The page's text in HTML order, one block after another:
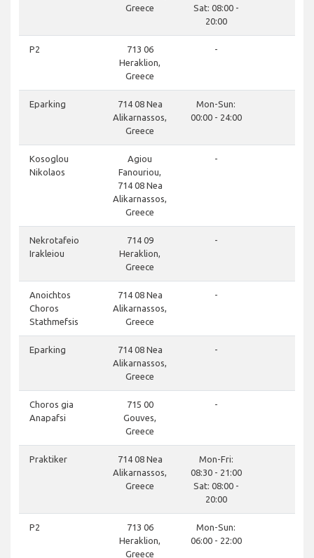
Greece
Sat: 08:00 -
20:00
P2
713 06
Heraklion,
Greece
-
Eparking
714 08 Nea
Alikarnassos,
Greece
Mon-Sun:
00:00 - 24:00
Kosoglou
Nikolaos
Agiou
Fanouriou,
714 08 Nea
Alikarnassos,
Greece
-
Nekrotafeio
Irakleiou
714 09
Heraklion,
Greece
-
Anoichtos
Choros
Stathmefsis
714 08 Nea
Alikarnassos,
Greece
-
Eparking
714 08 Nea
Alikarnassos,
Greece
-
Choros gia
Anapafsi
715 00
Gouves,
Greece
-
Praktiker
714 08 Nea
Alikarnassos,
Greece
Mon-Fri:
08:30 - 21:00
Sat: 08:00 -
20:00
P2
713 06
Heraklion,
Greece
Mon-Sun:
06:00 - 22:00